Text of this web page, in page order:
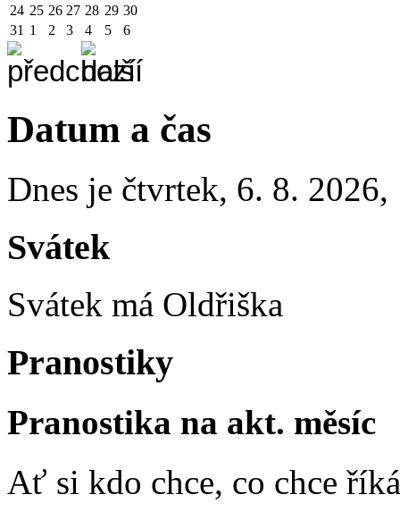
24 25 26 27 28 29 30
31 1 2 3 4 5 6
Datum a čas
Dnes je čtvrtek, 6. 8. 2026,
Svátek
Svátek má Oldřiška
Pranostiky
Pranostika na akt. měsíc
Ať si kdo chce, co chce